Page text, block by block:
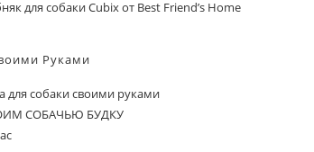
СОБАЧЬЮ БУДКУ